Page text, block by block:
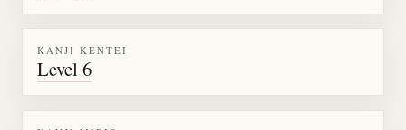
KANJI KENTEI
Level 6